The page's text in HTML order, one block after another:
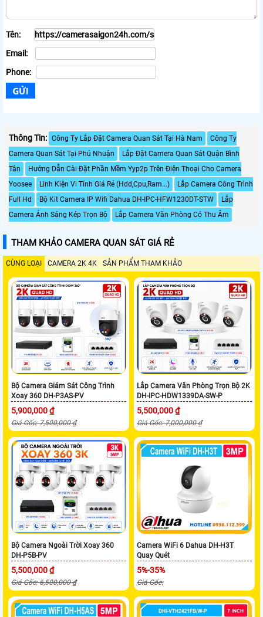
Tên:
Email:
Phone:
Thông Tin: Công Ty Lắp Đặt Camera Quan Sát Tại Hà Nam
Công Ty
Camera Quan Sát Tại Phú Nhuận
Lắp Đặt Camera Quan Sát Quận Bình
Tân
Hướng Dẫn Cài Đặt Phần Mềm Yyp2p Trên Điện Thoại Cho Camera
Yoosee
Linh Kiện Vi Tính Giá Rẻ (Hdd,Cpu,Ram...)
Lắp Camera Công Trình
Full Hd
Bộ Kit Camera IP Wifi Dahua DH-IPC-HFW1230DT-STW
Lắp
Camera Ánh Sáng Kép Trọn Bộ
Lắp Camera Văn Phòng Có Thu Âm
THAM KHẢO CAMERA QUAN SÁT GIÁ RẺ
CÙNG LOẠI CAMERA 2K 4K SẢN PHẨM THAM KHẢO
Bộ Camera Giám Sát Công Trình
Xoay 360 DH-P3AS-PV
5,900,000 ₫
Giá Gốc: 7,500,000 ₫
Lắp Camera Văn Phòng Trọn Bộ 2K
DH-IPC-HDW1339DA-SW-P
5,500,000 ₫
Giá Gốc: 7,000,000 ₫
Bộ Camera Ngoài Trời Xoay 360
DH-P5B-PV
5,500,000 ₫
Giá Gốc: 6,500,000 ₫
Camera WiFi 6 Dahua DH-H3T
Quay Quét
5%-35%
Giá Gốc: